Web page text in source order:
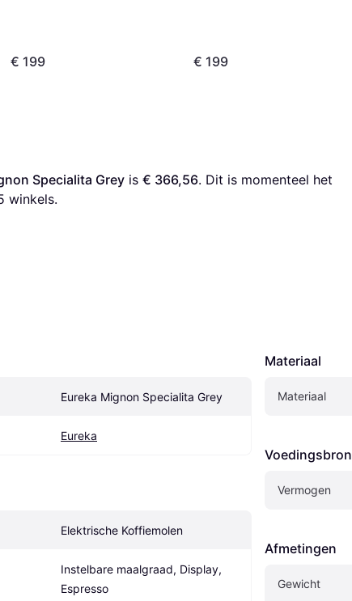
€ 199 € 199
Specialita Grey is € 366,56. Dit is momenteel het
winkels.
Eureka Mignon Specialita Grey
Eureka
Elektrische Koffiemolen
Instelbare maalgraad, Display,
Espresso
Materiaal
Materiaal
Voedingsbron
Vermogen
Afmetingen
Gewicht